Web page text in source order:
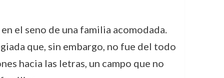
el seno de una familia acomodada.
que, sin embargo, no fue del todo
hacia las letras, un campo que no